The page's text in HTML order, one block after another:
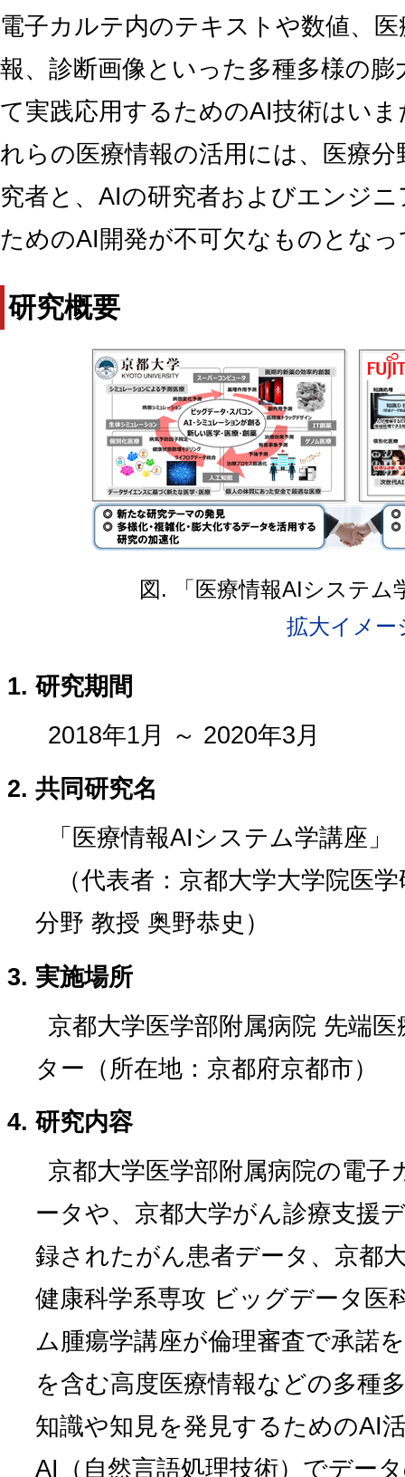
電子カルテ内のテキストや数値、
報、診断画像といった多種多様の
て実践応用するためのAI技術はい
れらの医療情報の活用には、医療
究者と、AIの研究者およびエンジ
ためのAI開発が不可欠なものとな
研究概要
図. 「医療情報AIシステム
拡大イメー
研究期間
2018年1月 ～ 2020年3月
共同研究名
「医療情報AIシステム学講座」
（代表者：京都大学大学院医
分野 教授 奥野恭史）
実施場所
京都大学医学部附属病院 先端
ター（所在地：京都府京都市）
研究内容
京都大学医学部附属病院の電
ータや、京都大学がん診療支援
録されたがん患者データ、京都
健康科学系専攻 ビッグデータ医
ム腫瘍学講座が倫理審査で承諾
を含む高度医療情報などの多種
知識や知見を発見するためのAI
AI（自然言語処理技術）でデー